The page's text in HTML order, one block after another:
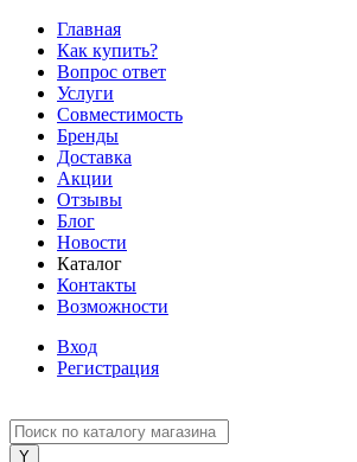
Главная
Как купить?
Вопрос ответ
Услуги
Совместимость
Бренды
Доставка
Акции
Отзывы
Блог
Новости
Каталог
Контакты
Возможности
Вход
Регистрация